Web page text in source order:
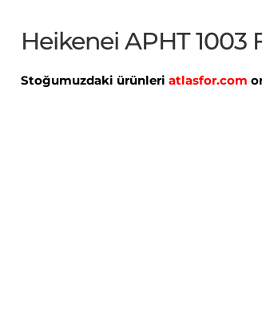
Heikenei APHT
Stoğumuzdaki ürünleri atlasfor.com